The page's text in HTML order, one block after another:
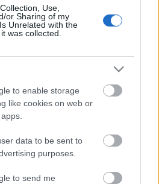
Use,
or Sharing of my
Unrelated with the
was collected.
to enable storage
like cookies on web or
data to be sent to
purposes.
to send me
elbírálását követően
határideje: 2014.
módja: elektronikusan,
email címre, vagy
portáján leadható.
06-70-5376-511